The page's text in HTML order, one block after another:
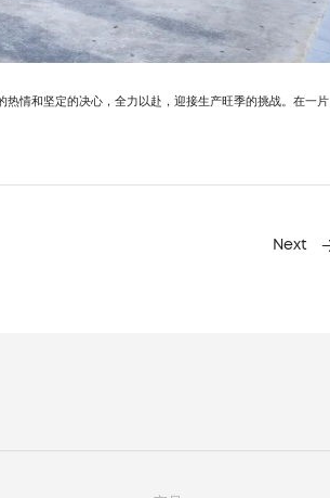
情和坚定的决心，全力以赴，迎接生产旺季的挑战。在一片
Next